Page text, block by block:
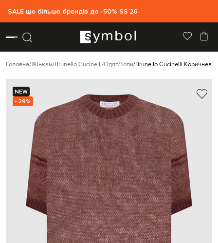
SALE ще більше брендів до -50% SS`26
Головна Жінкам Brunello Cucinelli Одяг Топи Brunello Cucinelli
NEW
- 29%